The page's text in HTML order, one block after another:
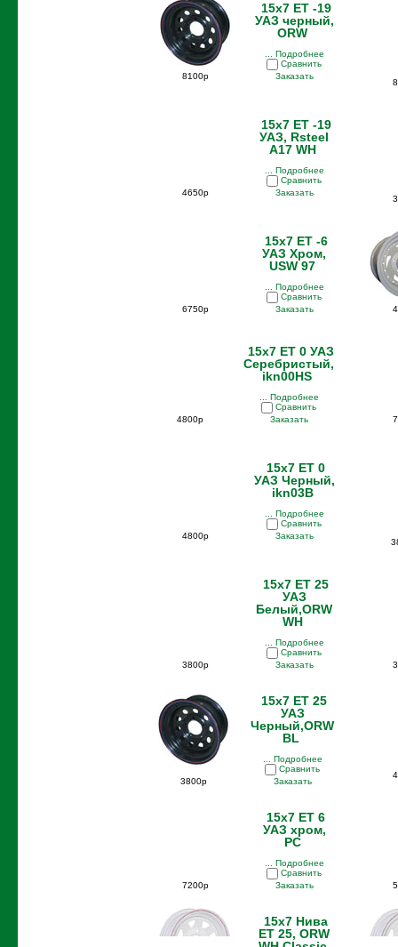
15x7 ET -19
УАЗ черный,
ORW
... Подробнее
Сравнить
8100р
Заказать
15x7 ET -19
УАЗ, Rsteel
A17 WH
... Подробнее
Сравнить
4650р
Заказать
15x7 ET -6
УАЗ Хром,
USW 97
... Подробнее
Сравнить
6750р
Заказать
15x7 ET 0 УАЗ
Серебристый,
ikn00HS
... Подробнее
Сравнить
4800р
Заказать
15x7 ET 0
УАЗ Черный,
ikn03B
... Подробнее
Сравнить
4800р
Заказать
15x7 ET 25
УАЗ
Белый,ORW
WH
... Подробнее
Сравнить
3800р
Заказать
15x7 ET 25
УАЗ
Черный,ORW
BL
... Подробнее
Сравнить
3800р
Заказать
15x7 ET 6
УАЗ хром,
PC
... Подробнее
Сравнить
7200р
Заказать
15x7 Нива
ET 25, ORW